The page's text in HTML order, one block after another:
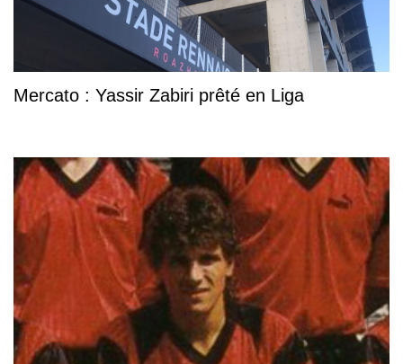
Mercato : Yassir Zabiri prêté en Liga